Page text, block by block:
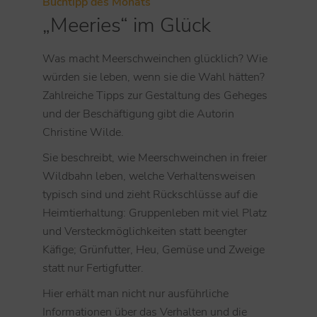
„Meeries“ im Glück
Was macht Meerschweinchen glücklich? Wie
würden sie leben, wenn sie die Wahl hätten?
Zahlreiche Tipps zur Gestaltung des Geheges
und der Beschäftigung gibt die Autorin
Christine Wilde.
Sie beschreibt, wie Meerschweinchen in freier
Wildbahn leben, welche Verhaltensweisen
typisch sind und zieht Rückschlüsse auf die
Heimtierhaltung: Gruppenleben mit viel Platz
und Versteckmöglichkeiten statt beengter
Käfige; Grünfutter, Heu, Gemüse und Zweige
statt nur Fertigfutter.
Hier erhält man nicht nur ausführliche
Informationen über das Verhalten und die